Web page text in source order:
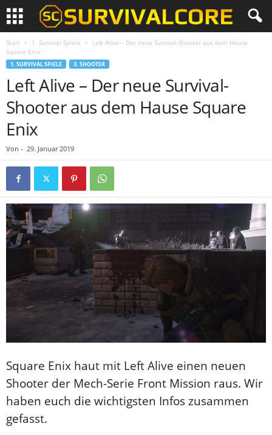
Start 1. Survival Spiele
Left Alive – Der neue Survival-Shooter aus dem Hause
Square Enix
1. SURVIVAL SPIELE 3. SHOOTER
Left Alive – Der neue Survival-
Shooter aus dem Hause Square
Enix
Von - 29. Januar 2019
Square Enix haut mit Left Alive einen neuen
Shooter der Mech-Serie Front Mission raus. Wir
haben euch die wichtigsten Infos zusammen
gefasst.